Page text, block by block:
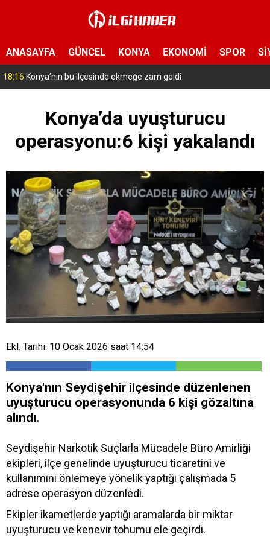
ANASAYFA GÜNCEL KONYA EKONOMİ SPOR
17:14 Konya’da bu tarlaya giren eli boş çıkmıyor! Hayrat olarak herkese
Konya’da uyuşturucu
operasyonu:6 kişi yakalandı
Ekl. Tarihi: 10 Ocak 2026 saat 14:54
Konya'nın Seydişehir ilçesinde düzenlenen
uyuşturucu operasyonunda 6 kişi gözaltına
alındı.
Seydişehir Narkotik Suçlarla Mücadele Büro Amirliği
ekipleri, ilçe genelinde uyuşturucu ticaretini ve
kullanımını önlemeye yönelik yaptığı çalışmada 5
adrese operasyon düzenledi.
Ekipler ikametlerde yaptığı aramalarda bir miktar
uyuşturucu ve kenevir tohumu ele geçirdi.